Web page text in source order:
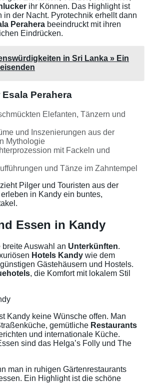
ihr Können. Das Highlight ist
in der Nacht. Pyrotechnik erhellt dann
Perahera beeindruckt mit ihren
Eindrücken.
in Sri Lanka » Ein
Perahera
Elefanten, Tänzern und
und Inszenierungen aus der
Mythologie
mit Fackeln und
und Tänze im Zahntempel
Pilger und Touristen aus der
in Kandy ein buntes,
Essen in Kandy
breite Auswahl an Unterkünften.
Hotels Kandy wie dem
Gästehäusern und Hostels.
, die Komfort mit lokalem Stil
Kandy keine Wünsche offen. Man
gemütliche Restaurants
und internationale Küche.
sind das Helga’s Folly und The
man in ruhigen Gärtenrestaurants
Ein Highlight ist die schöne